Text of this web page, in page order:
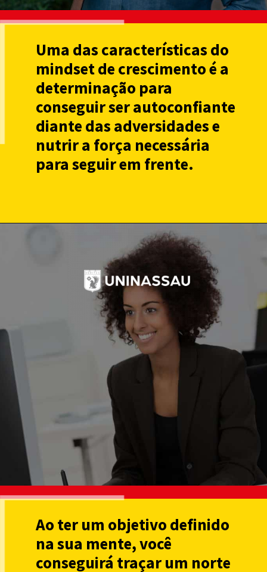
Uma das características do
mindset de crescimento é a
determinação para
conseguir ser autoconfiante
diante das adversidades e
nutrir a força necessária
para seguir em frente.
Ao ter um objetivo definido
na sua mente, você
conseguirá traçar um norte